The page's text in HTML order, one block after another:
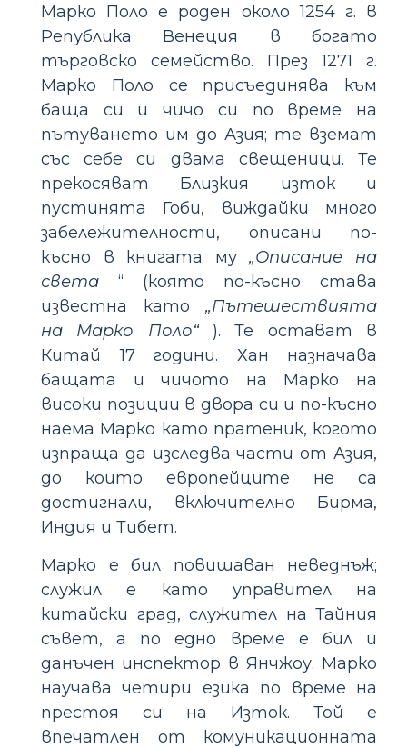
Марко Поло е роден около 1254 г. в
Република Венеция в богато
търговско семейство. През 1271 г.
Марко Поло се присъединява към
баща си и чичо си по време на
пътуването им до Азия; те вземат
със себе си двама свещеници. Те
прекосяват Близкия изток и
пустинята Гоби, виждайки много
забележителности, описани по-
късно в книгата му„Описание на
света “ (която по-късно става
известна като „Пътешествията
на Марко Поло“). Те остават в
Китай 17 години. Хан назначава
бащата и чичото на Марко на
високи позиции в двора си и по-късно
наема Марко като пратеник, когото
изпраща да изследва части от Азия,
до които европейците не са
достигнали, включително Бирма,
Индия и Тибет.
Марко е бил повишаван неведнъж;
служил е като управител на
китайски град, служител на Тайния
съвет, а по едно време е бил и
данъчен инспектор в Янчжоу. Марко
научава четири езика по време на
престоя си на Изток. Той е
впечатлен от комуникационната